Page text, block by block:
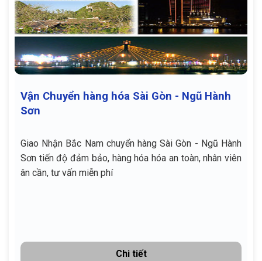
Vận Chuyển hàng hóa Sài Gòn - Ngũ Hành
Sơn
Giao Nhận Bắc Nam chuyển hàng Sài Gòn - Ngũ Hành
Sơn tiến độ đảm bảo, hàng hóa hóa an toàn, nhân viên
ân cần, tư vấn miễn phí
Chi tiết